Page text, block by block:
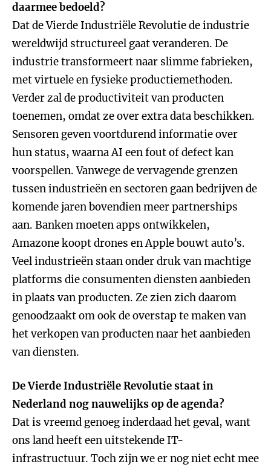
daarmee bedoeld?
Dat de Vierde Industriële Revolutie de industrie
wereldwijd structureel gaat veranderen. De
industrie transformeert naar slimme fabrieken,
met virtuele en fysieke productiemethoden.
Verder zal de productiviteit van producten
toenemen, omdat ze over extra data beschikken.
Sensoren geven voortdurend informatie over
hun status, waarna AI een fout of defect kan
voorspellen. Vanwege de vervagende grenzen
tussen industrieën en sectoren gaan bedrijven de
komende jaren bovendien meer partnerships
aan. Banken moeten apps ontwikkelen,
Amazone koopt drones en Apple bouwt auto’s.
Veel industrieën staan onder druk van machtige
platforms die consumenten diensten aanbieden
in plaats van producten. Ze zien zich daarom
genoodzaakt om ook de overstap te maken van
het verkopen van producten naar het aanbieden
van diensten.
De Vierde Industriële Revolutie staat in
Nederland nog nauwelijks op de agenda?
Dat is vreemd genoeg inderdaad het geval, want
ons land heeft een uitstekende IT-
infrastructuur. Toch zijn we er nog niet echt mee